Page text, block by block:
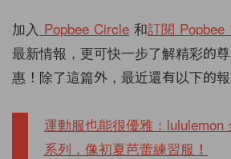
加入 Popbee Circle 和訂閱 Popbee
最新情報，更可快一步了解精彩的
惠！除了這篇外，最近還有以下的
運動服也能很優雅：lululemon
系列，像初夏芭蕾練習服！